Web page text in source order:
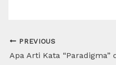
Post
navigation
PREVIOUS